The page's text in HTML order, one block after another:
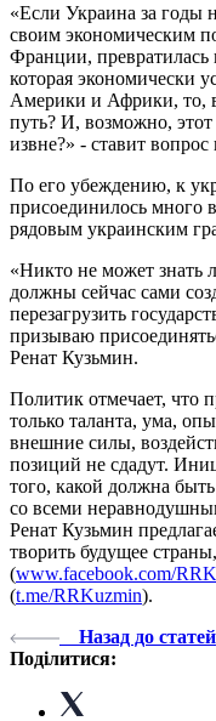
«Если Украина за годы
своим экономическим
Франции,
которая экономически
Америки и Африки, то,
путь? И, возможно,
извне?» - ставит
По его убеждению, к
присоединилось много
рядовым украинским
«Никто не может знать
должны сейчас сами
перезагрузить
призываю
Ренат Кузьмин.
Политик отмечает, что
только таланта, ума,
внешние силы,
позиций не сдадут.
того, какой должна
со всеми
Ренат Кузьмин
творить будущее
(www.facebook.com/
(t.me/RRKuzmin).
Назад до статей
Поділитися: